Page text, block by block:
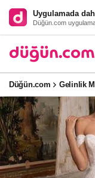
Uygulamada
Düğün.com
Düğün.com Gelinlik